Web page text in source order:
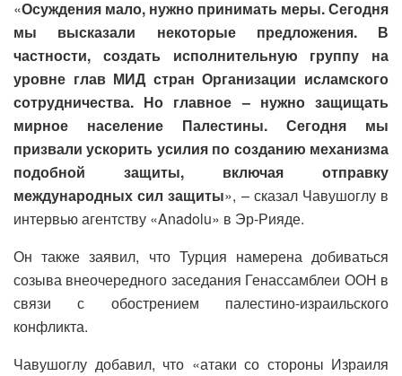
«Осуждения мало, нужно принимать меры. Сегодня
мы высказали некоторые предложения. В
частности, создать исполнительную группу на
уровне глав МИД стран Организации исламского
сотрудничества. Но главное – нужно защищать
мирное население Палестины. Сегодня мы
призвали ускорить усилия по созданию механизма
подобной защиты, включая отправку
международных сил защиты», – сказал Чавушоглу в
интервью агентству «Anadolu» в Эр-Рияде.
Он также заявил, что Турция намерена добиваться
созыва внеочередного заседания Генассамблеи ООН в
связи с обострением палестино-израильского
конфликта.
Чавушоглу добавил, что «атаки со стороны Израиля